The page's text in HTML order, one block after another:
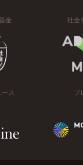
金 社会
ス プ